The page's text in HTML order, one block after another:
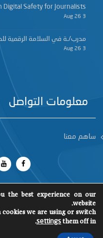
Digital Safety for Journalists
3 Aug 26
مدرب/ـة في السلامة الرقمية
3 Aug 26
معلومات التواصل
ساهم معنا
جميع الحقوق محفوظة 2018
the best experience on our
website.
we are using or switch
them off in
settings
.